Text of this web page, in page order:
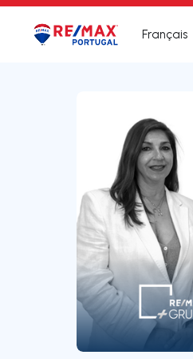
Logo Aller à la page d’accueil
Français